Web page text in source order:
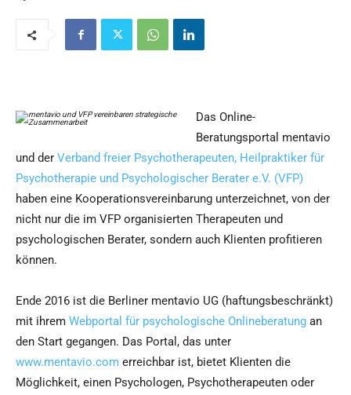
Das Online-
Beratungsportal mentavio
und der Verband freier Psychotherapeuten, Heilpraktiker für
Psychotherapie und Psychologischer Berater e.V. (VFP)
haben eine Kooperationsvereinbarung unterzeichnet, von der
nicht nur die im VFP organisierten Therapeuten und
psychologischen Berater, sondern auch Klienten profitieren
können.
Ende 2016 ist die Berliner mentavio UG (haftungsbeschränkt)
mit ihrem Webportal für psychologische Onlineberatung an
den Start gegangen. Das Portal, das unter
www.mentavio.com erreichbar ist, bietet Klienten die
Möglichkeit, einen Psychologen, Psychotherapeuten oder